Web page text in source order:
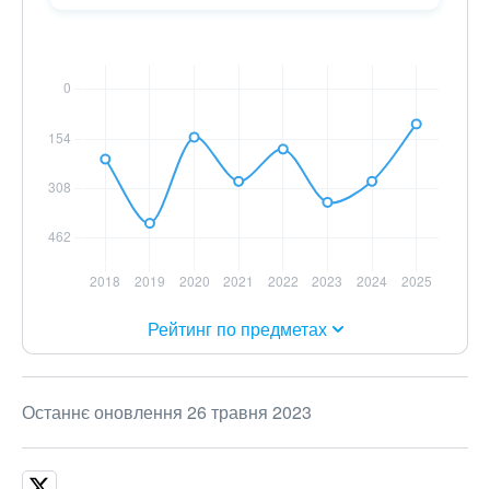
Рейтинг по предметах
Останнє оновлення 26 травня 2023